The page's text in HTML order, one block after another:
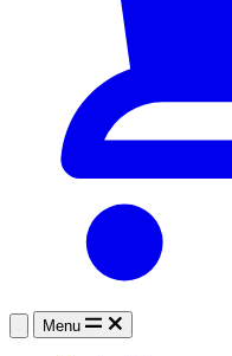
Menu